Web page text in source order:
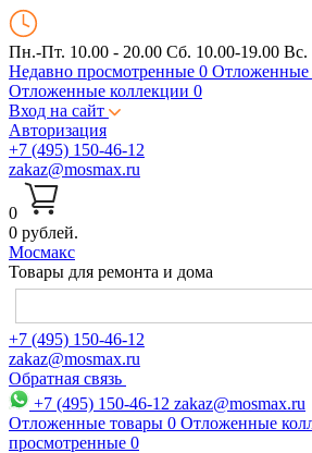
Пн.-Пт. 10.00 - 20.00 Сб. 10.00-19.00 Вс.
Недавно просмотренные 0 Отложенные
Отложенные коллекции 0
Вход на сайт
Авторизация
+7 (495) 150-46-12
zakaz@mosmax.ru
0
0 рублей.
Мосмакс
Товары для ремонта и дома
+7 (495) 150-46-12
zakaz@mosmax.ru
Обратная связь
+7 (495) 150-46-12 zakaz@mosmax.ru
Отложенные товары 0 Отложенные
просмотренные 0